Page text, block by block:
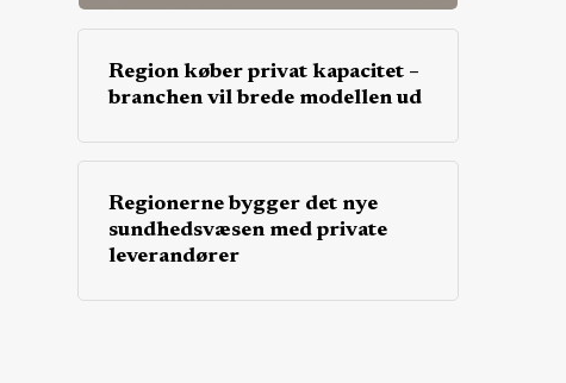
Region køber privat kapacitet –
branchen vil brede modellen ud
Regionerne bygger det nye
sundhedsvæsen med private
leverandører